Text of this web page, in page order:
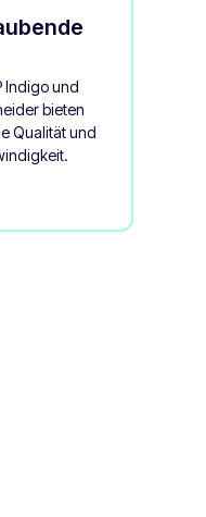
Indigo und
bieten
Qualität und